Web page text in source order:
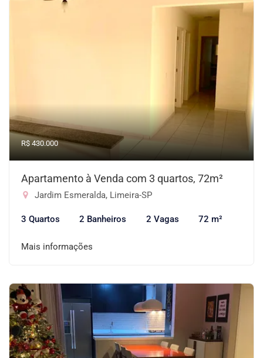
R$ 430.000
Apartamento à Venda com 3 quartos, 72m²
Jardim Esmeralda, Limeira-SP
3 Quartos 2 Banheiros 2 Vagas 72 m²
Mais informações